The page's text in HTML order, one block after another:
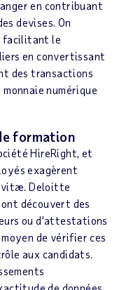
en contribuant
devises. On
facilitant le
en convertissant
des transactions
numérique
formation
HireRight, et
exagèrent
vitæ. Deloitte
découvert des
ou d’attestations
de vérifier ces
aux candidats.